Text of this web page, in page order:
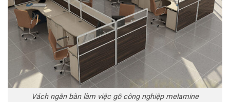
Vách ngăn bàn làm việc gỗ công nghiệp melamine